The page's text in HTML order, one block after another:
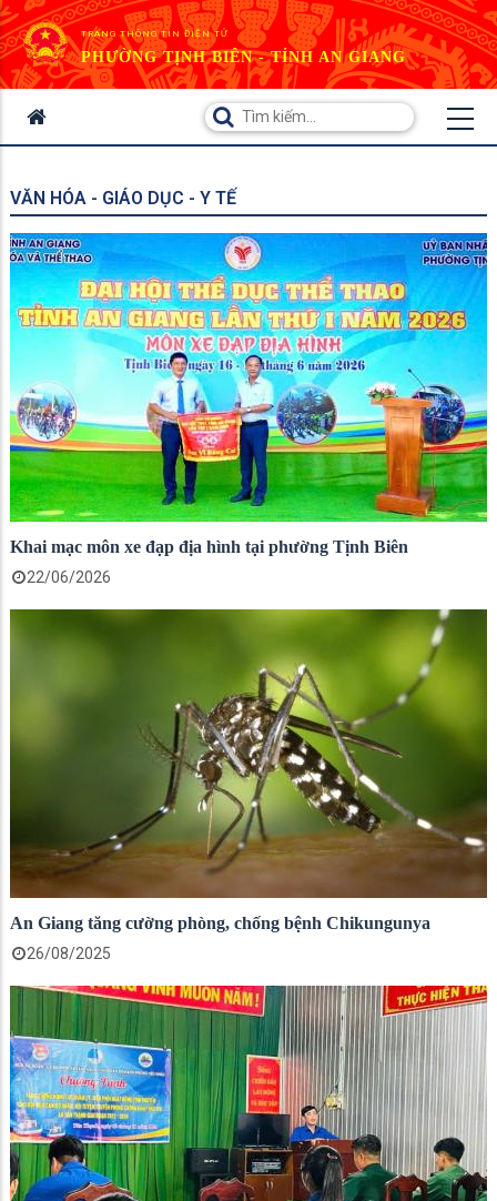
TRANG THÔNG TIN ĐIỆN TỬ
PHƯỜNG TỊNH BIÊN - TỈNH AN GIANG
VĂN HÓA - GIÁO DỤC - Y TẾ
Khai mạc môn xe đạp địa hình tại phường Tịnh Biên
22/06/2026
An Giang tăng cường phòng, chống bệnh Chikungunya
26/08/2025